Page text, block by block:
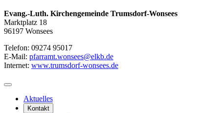
Evang.-Luth. Kirchengemeinde Trumsdorf-Wonsees
Marktplatz 18
96197 Wonsees
Telefon: 09274 95017
E-Mail: pfarramt.wonsees@elkb.de
Internet: www.trumsdorf-wonsees.de
Aktuelles
Kontakt